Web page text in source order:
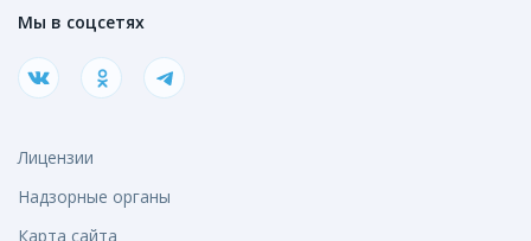
Мы в соцсетях
Лицензии
Надзорные органы
Карта сайта